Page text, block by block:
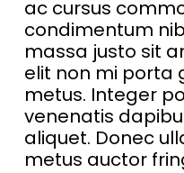
ac cursus
condimentum
massa justo sit
elit non mi porta
metus. Integer
venenatis
aliquet. Donec
metus auctor